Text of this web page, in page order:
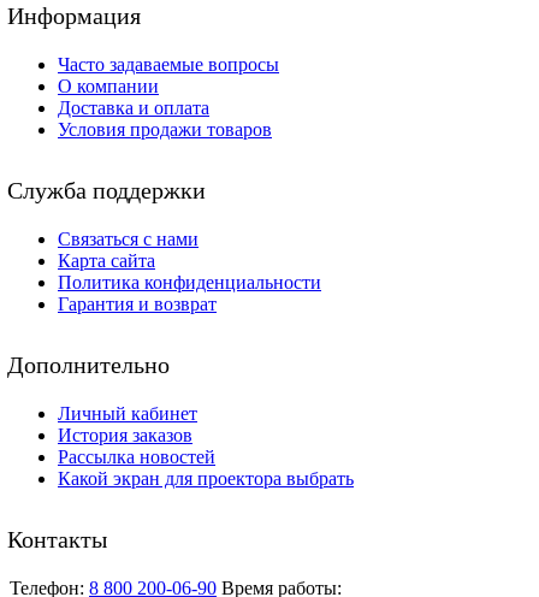
Информация
Часто задаваемые вопросы
О компании
Доставка и оплата
Условия продажи товаров
Служба поддержки
Связаться с нами
Карта сайта
Политика конфиденциальности
Гарантия и возврат
Дополнительно
Личный кабинет
История заказов
Рассылка новостей
Какой экран для проектора выбрать
Контакты
Телефон: 8 800 200-06-90 Время работы: